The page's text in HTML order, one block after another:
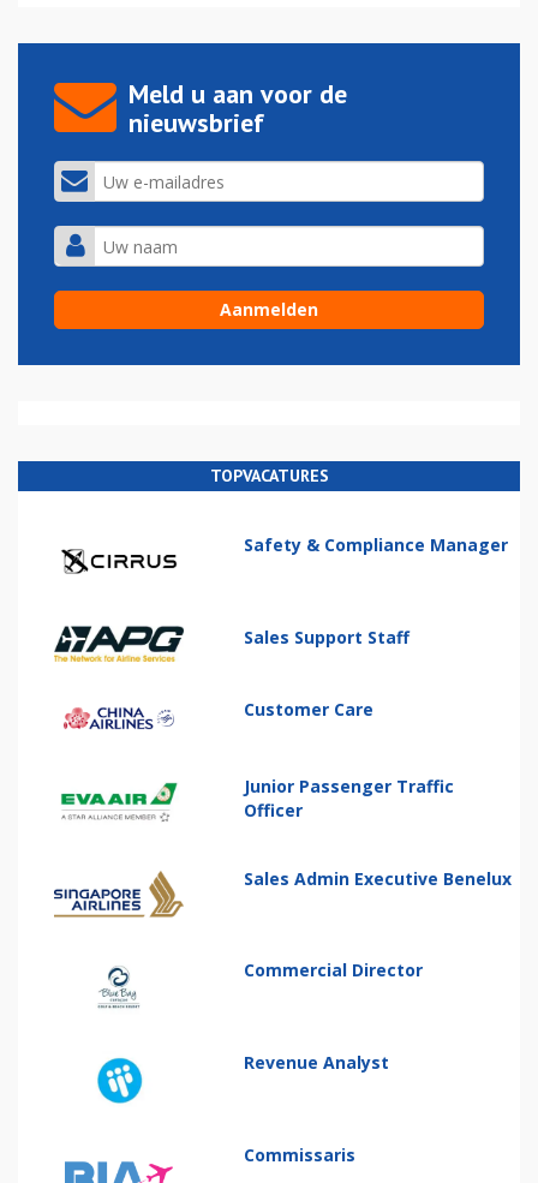
Meld u aan voor de
nieuwsbrief
TOPVACATURES
Safety & Compliance Manager
Sales Support Staff
Customer Care
Junior Passenger Traffic
Officer
Sales Admin Executive Benelux
Commercial Director
Revenue Analyst
Commissaris